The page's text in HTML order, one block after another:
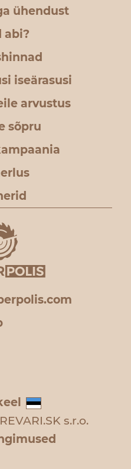
ühendust
abi?
iseärasusi
arvustus
sõpru
s.r.o.